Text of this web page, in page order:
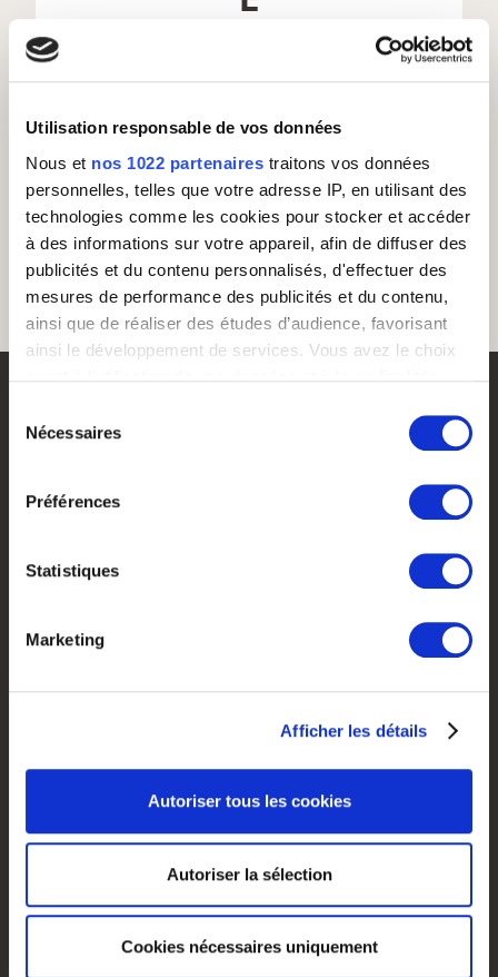
Utilisation responsable de vos données
Nous et nos 1022 partenaires traitons vos données
personnelles, telles que votre adresse IP, en utilisant des
technologies comme les cookies pour stocker et accéder
à des informations sur votre appareil, afin de diffuser des
publicités et du contenu personnalisés, d'effectuer des
mesures de performance des publicités et du contenu,
ainsi que de réaliser des études d’audience, favorisant
ainsi le développement de services. Vous avez le choix
tout moment en consultant la Déclaration relative aux
cookies ou en cliquant sur l'icône de confidentialité.
Si vous le permettez, nous aimerions également :
géographique qui peuvent être précises à plusieurs
Identifier votre appareil en l'analysant activement
pour en relever les caractéristiques spécifiques
personnelles et définir vos préférences, reportez-vous à
déclaration sur les cookies.
Les cookies nous permettent de personnaliser le contenu
médias sociaux et d'analyser notre trafic. Nous
partageons également des informations sur l'utilisation de
notre site avec nos partenaires de médias sociaux, de
Nécessaires
Préférences
Statistiques
Marketing
Afficher les détails
Autoriser tous les cookies
Autoriser la sélection
Cookies nécessaires uniquement
Rejoindre Call Of Success